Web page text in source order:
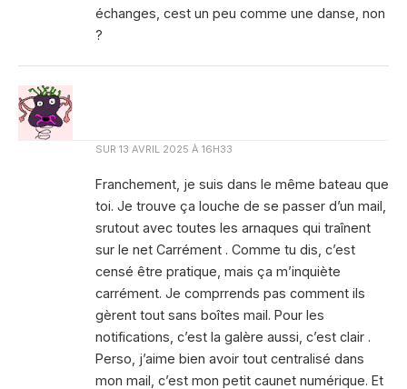
échanges, cest un peu comme une danse, non
?
SUR 13 AVRIL 2025 À 16H33
Franchement, je suis dans le même bateau que
toi. Je trouve ça louche de se passer d’un mail,
srutout avec toutes les arnaques qui traînent
sur le net Carrément . Comme tu dis, c’est
censé être pratique, mais ça m’inquiète
carrément. Je comprrends pas comment ils
gèrent tout sans boîtes mail. Pour les
notifications, c’est la galère aussi, c’est clair .
Perso, j’aime bien avoir tout centralisé dans
mon mail, c’est mon petit caunet numérique. Et